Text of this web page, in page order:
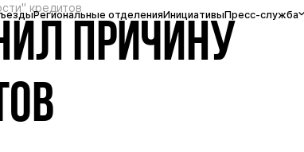
Региональные отделенияИнициативыПресс-служба
кредитов
ПРИЧИНУ